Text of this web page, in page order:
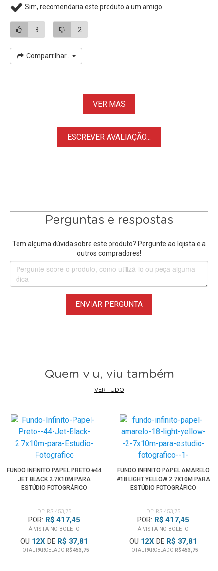
Sim, recomendaria este produto a um amigo
3 2
Compartilhar...
VER MAS
ESCREVER AVALIAÇÃO...
Perguntas e respostas
Tem alguma dúvida sobre este produto? Pergunte ao lojista e a
outros compradores!
ENVIAR PERGUNTA
Quem viu, viu também
VER TUDO
FUNDO INFINITO PAPEL PRETO #44
JET BLACK 2.7X10M PARA
ESTÚDIO FOTOGRÁFICO
DE: R$ 453,75
POR: R$ 417,45
À VISTA NO BOLETO
OU 12X DE R$ 37,81
TOTAL PARCELADO R$ 453,75
FUNDO INFINITO PAPEL AMARELO
#18 LIGHT YELLOW 2.7X10M PARA
ESTÚDIO FOTOGRÁFICO
DE: R$ 453,75
POR: R$ 417,45
À VISTA NO BOLETO
OU 12X DE R$ 37,81
TOTAL PARCELADO R$ 453,75